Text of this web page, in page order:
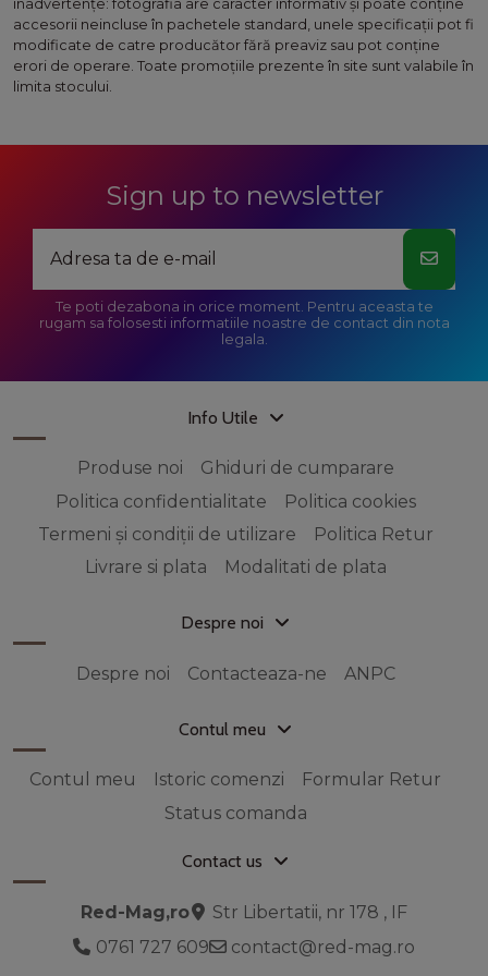
inadvertenţe: fotografia are caracter informativ şi poate conţine
accesorii neincluse în pachetele standard, unele specificaţii pot fi
modificate de catre producător fără preaviz sau pot conţine
erori de operare. Toate promoţiile prezente în site sunt valabile în
limita stocului.
Sign up to newsletter
Te poti dezabona in orice moment. Pentru aceasta te
rugam sa folosesti informatiile noastre de contact din nota
legala.
Info Utile
Produse noi
Ghiduri de cumparare
Politica confidentialitate
Politica cookies
Termeni și condiții de utilizare
Politica Retur
Livrare si plata
Modalitati de plata
Despre noi
Despre noi Contacteaza-ne ANPC
Contul meu
Contul meu Istoric comenzi
Formular Retur
Status comanda
Contact us
Red-Mag,ro
Str Libertatii, nr 178 , IF
0761 727 609
contact@red-mag.ro